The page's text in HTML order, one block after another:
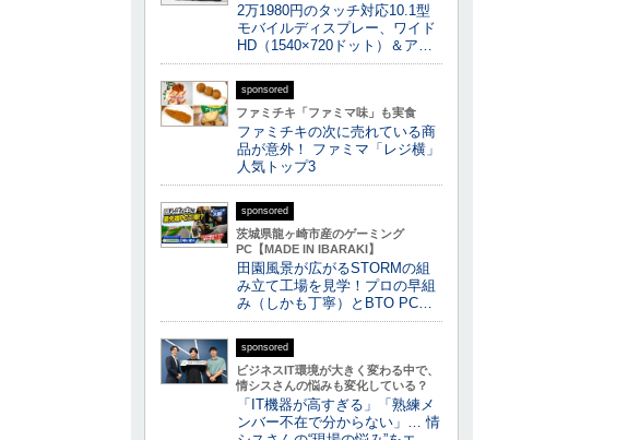
2万1980円のタッチ対応10.1型
モバイルディスプレー、ワイド
HD（1540×720ドット）＆ア…
sponsored
ファミチキ「ファミマ味」も実食
ファミチキの次に売れている商
品が意外！ ファミマ「レジ横」
人気トップ3
sponsored
茨城県龍ヶ崎市産のゲーミング
PC【MADE IN IBARAKI】
田園風景が広がるSTORMの組
み立て工場を見学！プロの早組
み（しかも丁寧）とBTO PC…
sponsored
ビジネスIT環境が大きく変わる中で、
情シスさんの悩みも変化している？
「IT機器が高すぎる」「熟練メ
ンバー不在で分からない」… 情